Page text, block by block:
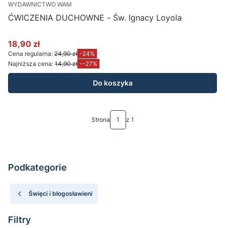
WYDAWNICTWO WAM
ĆWICZENIA DUCHOWNE - Św. Ignacy Loyola
Cena promocyjna
18,90 zł
Cena regularna: 24,90 zł -24%
Najniższa cena: 14,90 zł --27%
Do koszyka
Strona z 1
Podkategorie
Święci i błogosławieni
Filtry